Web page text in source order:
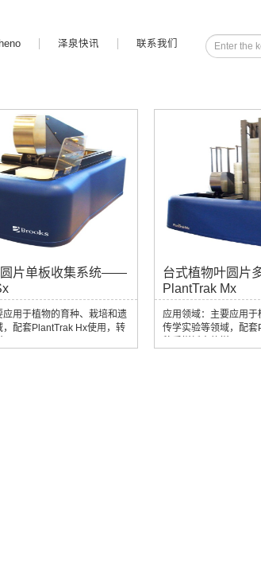
泽泉快讯 联系我们
圆片单板收集系统——
应用于植物的育种、栽培和遗
，配套PlantTrak Hx使用，转
台式植物叶圆
PlantTrak Mx
应用领域：主要应用
传学实验等领域，配